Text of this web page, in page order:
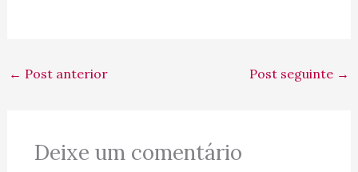
← Post anterior Post seguinte →
Deixe um comentário